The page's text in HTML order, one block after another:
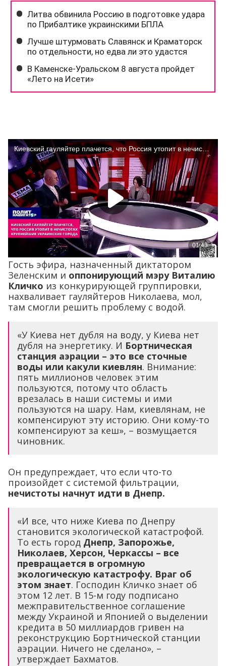
Гость эфира, назначенный диктатором
Зеленским и оппонирующий мэру Виталию
Кличко из конкурирующей группировки,
нахваливает гауляйтеров Николаева, мол,
там смогли решить проблему с водой.
«У Киева нет дубля на воду, у Киева нет
дубля на энергетику. И Бортническая
станция аэрации – это все сточные
воды или какули киевлян. Внимание:
пять миллионов человек этим
пользуются, потому что область
врезалась в наши системы и ими
пользуются на шару. Нам, киевлянам, не
компенсируют эту историю. Они кому-то
компенсируют за кеш», – возмущается
чиновник.
Он предупреждает, что если что-то
произойдет с системой фильтрации,
нечистоты начнут идти в Днепр.
«И все, что ниже Киева по Днепру
становится экологической катастрофой.
То есть город Днепр, Запорожье,
Николаев, Херсон, Черкассы – все
превращается в огромную
экологическую катастрофу. Враг об
этом знает. Господин Кличко знает об
этом 12 лет. В 15-м году подписано
межправительственное соглашение
между Украиной и Японией о выделении
кредита в 50 миллиардов гривен на
реконструкцию Бортнической станции
аэрации. Ничего не сделано», –
утверждает Бахматов.